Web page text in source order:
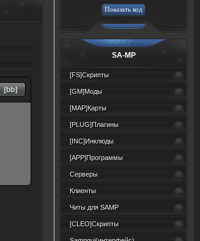
SA-MP
[FS]Скрипты
[GM]Моды
[MAP]Карты
[PLUG]Плагины
[INC]Инклюды
[APP]Программы
Серверы
Клиенты
Читы для SAMP
[CLEO]Скрипты